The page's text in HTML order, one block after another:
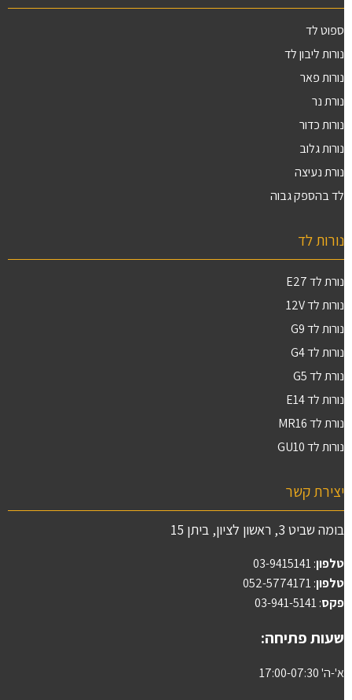
ספוט לד
נורות ליבון לד
נורות פאר
נורת נר
נורות כדור
נורות גלוב
נורת נעיצה
לד בהספק גבוה
נורות לד
נורת לד E27
נורות לד 12V
נורות לד G9
נורות לד G4
נורת לד G5
נורות לד E14
נורת לד MR16
נורות לד GU10
יצירת קשר
בומה שביט 3, ראשון לציון, ביתן 15
טלפון:
03-9415141
טלפון: 052-5774171
פקס: 03-941-5141
שעות פתיחה:
א'-ה' 17:00-07:30